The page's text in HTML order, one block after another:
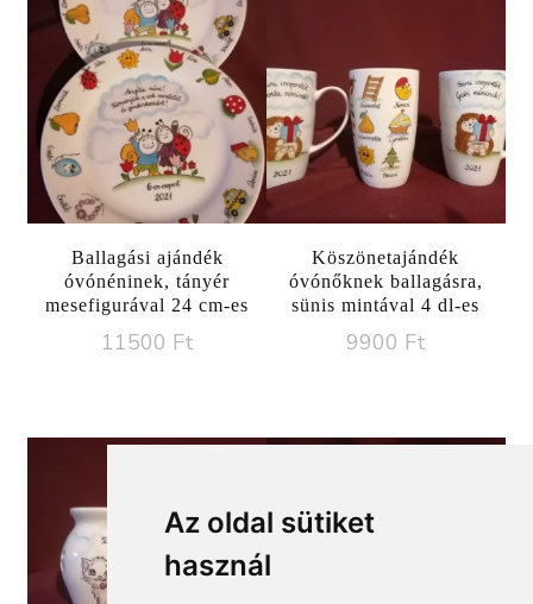
Az oldal sütiket
használ
Ballagási ajándék
óvónéninek, tányér
mesefigurával 24 cm-es
11500 Ft
Köszönetajándék
óvónőknek ballagásra,
sünis mintával 4 dl-es
9900 Ft